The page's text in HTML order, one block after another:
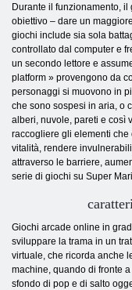
Durante il funzionamento,
obiettivo – dare un
giochi include sia sola
controllato dal computer e
un secondo lettore e
platform » provengono da
personaggi si muovono in
che sono sospesi in aria, o
alberi, nuvole, pareti e così
raccogliere gli elementi
vitalità, rendere
attraverso le barriere,
serie di giochi su Super
Giochi arcade online in
sviluppare la trama in un
virtuale, che ricorda anche
machine, quando di fronte
sfondo di pop e di salto